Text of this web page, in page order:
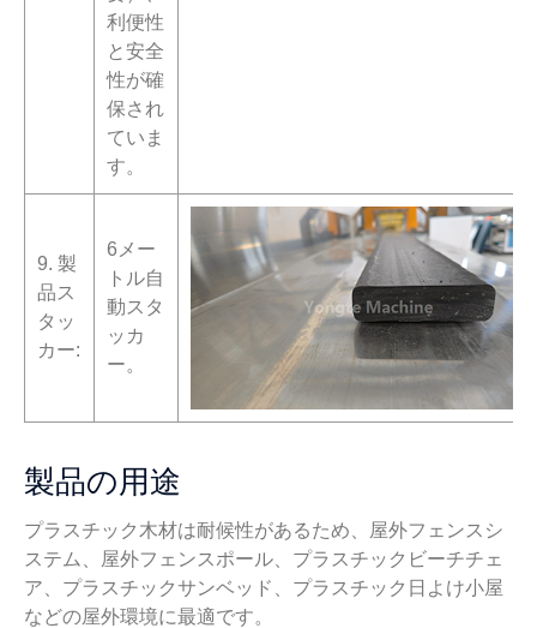
利便性
と安全
性が確
保され
ていま
す。
9. 製
品ス
タッ
カー:
6メー
トル自
動スタ
ッカ
ー。
製品の用途
プラスチック木材は耐候性があるため、屋外フェンスシ
ステム、屋外フェンスポール、プラスチックビーチチェ
ア、プラスチックサンベッド、プラスチック日よけ小屋
などの屋外環境に最適です。